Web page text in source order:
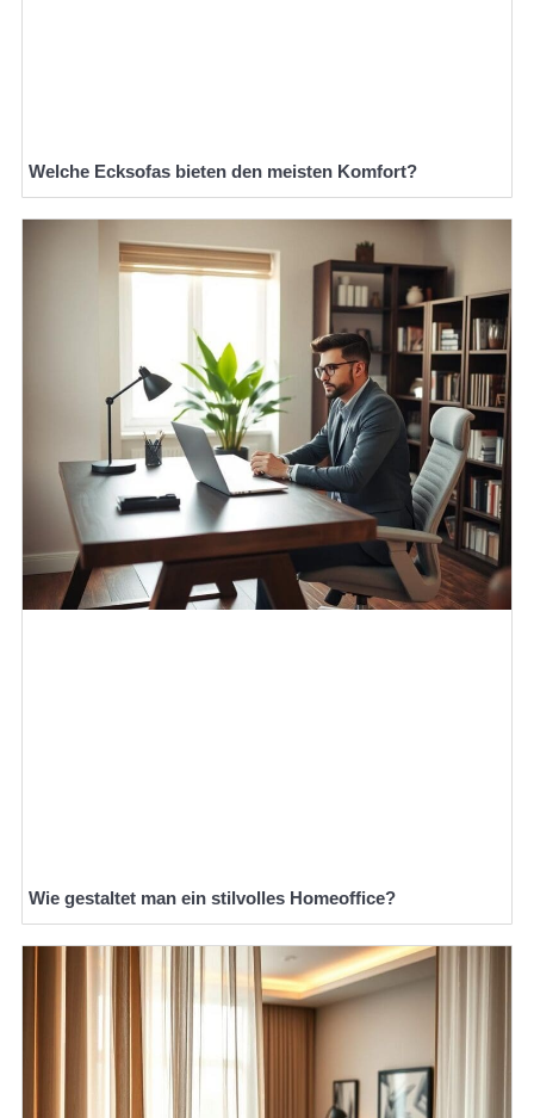
Welche Ecksofas bieten den meisten Komfort?
Wie gestaltet man ein stilvolles Homeoffice?